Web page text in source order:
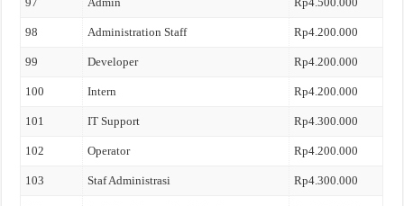
98 Administration Staff Rp4.200.000
99 Developer Rp4.200.000
100 Intern Rp4.200.000
101 IT Support Rp4.300.000
102 Operator Rp4.200.000
103 Staf Administrasi Rp4.300.000